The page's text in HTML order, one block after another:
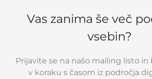
Vas zanima še več
vsebin?
Prijavite se na našo mailing listo
v koraku s časom iz področja